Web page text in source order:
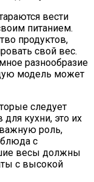
вести
питанием.
продуктов,
свой вес.
разнообразие
модель может
следует
кухни, это их
важную роль,
с
весы должны
с высокой